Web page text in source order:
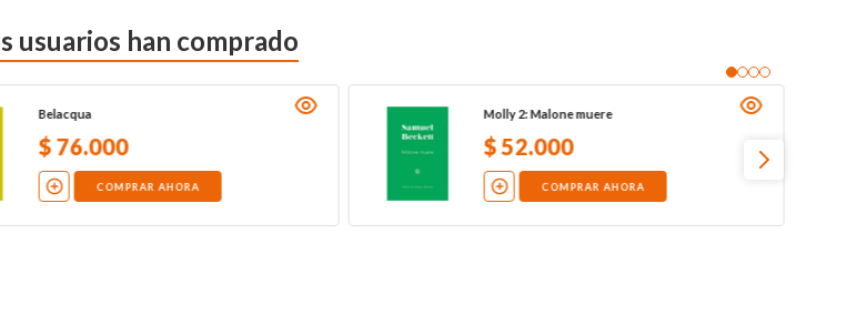
usuarios han comprado
Belacqua
$76.000
COMPRAR AHORA
Molly 2: Malone muere
$52.000
COMPRAR AHORA